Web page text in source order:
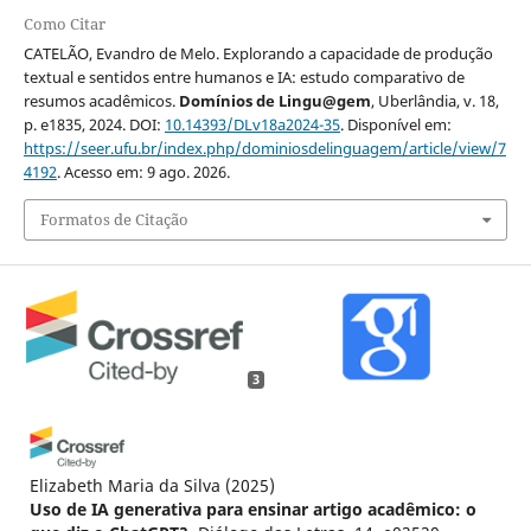
Como Citar
CATELÃO, Evandro de Melo. Explorando a capacidade de produção
textual e sentidos entre humanos e IA: estudo comparativo de
resumos acadêmicos. Domínios de Lingu@gem, Uberlândia, v. 18,
p. e1835, 2024. DOI: 10.14393/DLv18a2024-35. Disponível em:
https://seer.ufu.br/index.php/dominiosdelinguagem/article/view/7
4192. Acesso em: 9 ago. 2026.
Formatos de Citação
3
Elizabeth Maria da Silva (2025)
Uso de IA generativa para ensinar artigo acadêmico: o